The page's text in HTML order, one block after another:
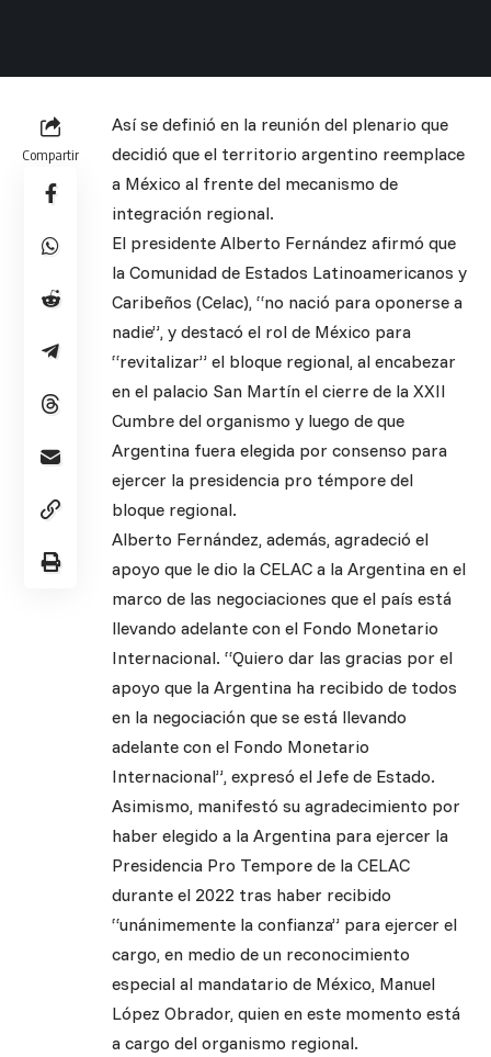
Compartir
Así se definió en la reunión del plenario que
decidió que el territorio argentino reemplace
a México al frente del mecanismo de
integración regional.
El presidente Alberto Fernández afirmó que
la Comunidad de Estados Latinoamericanos y
Caribeños (Celac), “no nació para oponerse a
nadie”, y destacó el rol de México para
“revitalizar” el bloque regional, al encabezar
en el palacio San Martín el cierre de la XXII
Cumbre del organismo y luego de que
Argentina fuera elegida por consenso para
ejercer la presidencia pro témpore del
bloque regional.
Alberto Fernández, además, agradeció el
apoyo que le dio la CELAC a la Argentina en el
marco de las negociaciones que el país está
llevando adelante con el Fondo Monetario
Internacional. “Quiero dar las gracias por el
apoyo que la Argentina ha recibido de todos
en la negociación que se está llevando
adelante con el Fondo Monetario
Internacional”, expresó el Jefe de Estado.
Asimismo, manifestó su agradecimiento por
haber elegido a la Argentina para ejercer la
Presidencia Pro Tempore de la CELAC
durante el 2022 tras haber recibido
“unánimemente la confianza” para ejercer el
cargo, en medio de un reconocimiento
especial al mandatario de México, Manuel
López Obrador, quien en este momento está
a cargo del organismo regional.